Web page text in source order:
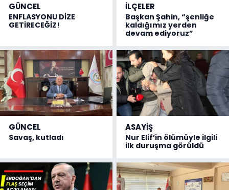
GÜNCEL
ENFLASYONU DİZE
GETİRECEĞİZ!
İLÇELER
Başkan Şahin, “şenliğe
kaldığımız yerden
devam ediyoruz”
GÜNCEL
Savaş, kutladı
ASAYİŞ
Nur Elif’in ölümüyle ilgili
ilk duruşma görüldü